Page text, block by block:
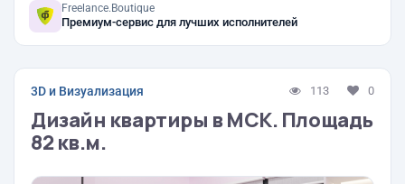
Freelance.Boutique
Премиум-сервис для лучших исполнителей
3D и Визуализация 113 0
Дизайн квартиры в МСК. Площадь
82 кв.м.